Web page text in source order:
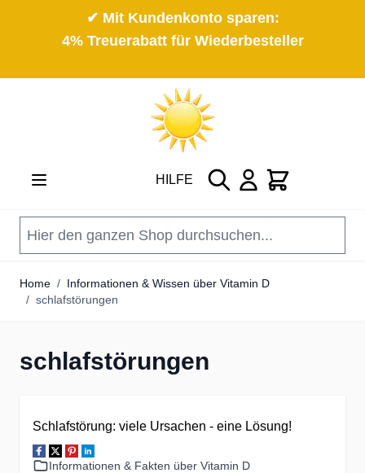
✔ Mit Kundenkonto sparen:
4% Treuerabatt für Wiederbesteller
HILFE Suche Cart
Home / Informationen & Wissen über Vitamin D
/ schlafstörungen
schlafstörungen
Schlafstörung: viele Ursachen - eine Lösung!
Informationen & Fakten über Vitamin D